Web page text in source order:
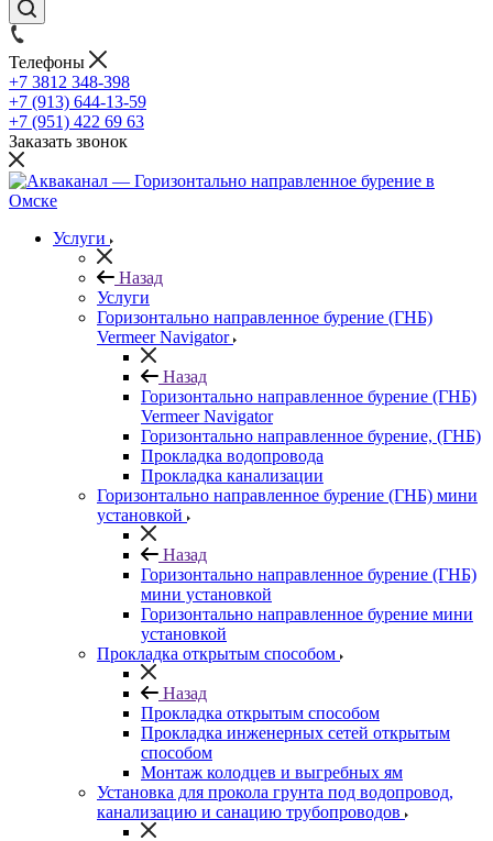
Телефоны
+7 3812 348-398
+7 (913) 644-13-59
+7 (951) 422 69 63
Заказать звонок
Услуги
Назад
Услуги
Горизонтально направленное бурение (ГНБ)
Vermeer Navigator
Назад
Горизонтально направленное бурение (ГНБ)
Vermeer Navigator
Горизонтально направленное бурение, (ГНБ)
Прокладка водопровода
Прокладка канализации
Горизонтально направленное бурение (ГНБ) мини
установкой
Назад
Горизонтально направленное бурение (ГНБ)
мини установкой
Горизонтально направленное бурение мини
установкой
Прокладка открытым способом
Назад
Прокладка открытым способом
Прокладка инженерных сетей открытым
способом
Монтаж колодцев и выгребных ям
Установка для прокола грунта под водопровод,
канализацию и санацию трубопроводов